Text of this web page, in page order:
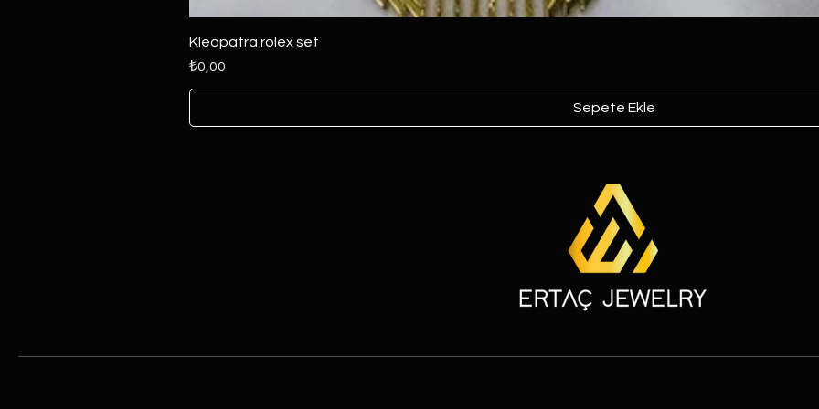
Kleopatra rolex set
Fiyat
₺0,00
Sepete Ekle